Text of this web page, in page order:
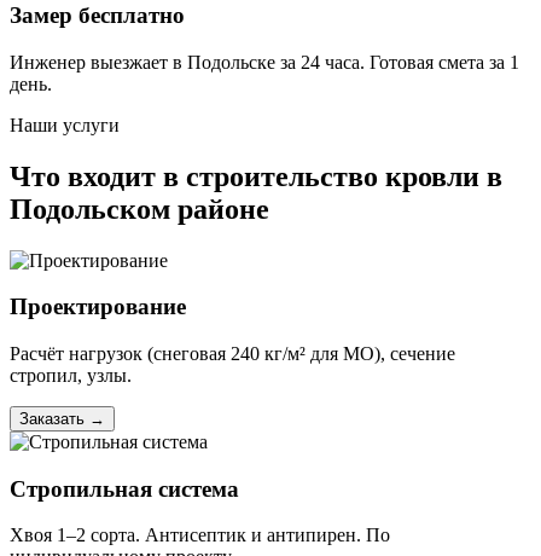
Замер бесплатно
Инженер выезжает в Подольске за 24 часа. Готовая смета за 1
день.
Наши услуги
Что входит в строительство кровли в
Подольском районе
Проектирование
Расчёт нагрузок (снеговая 240 кг/м² для МО), сечение
стропил, узлы.
Заказать →
Стропильная система
Хвоя 1–2 сорта. Антисептик и антипирен. По